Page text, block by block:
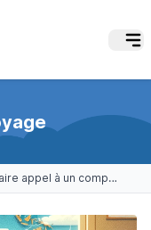
Pourquoi faire appel à un comparateur de vol en 2024 ?